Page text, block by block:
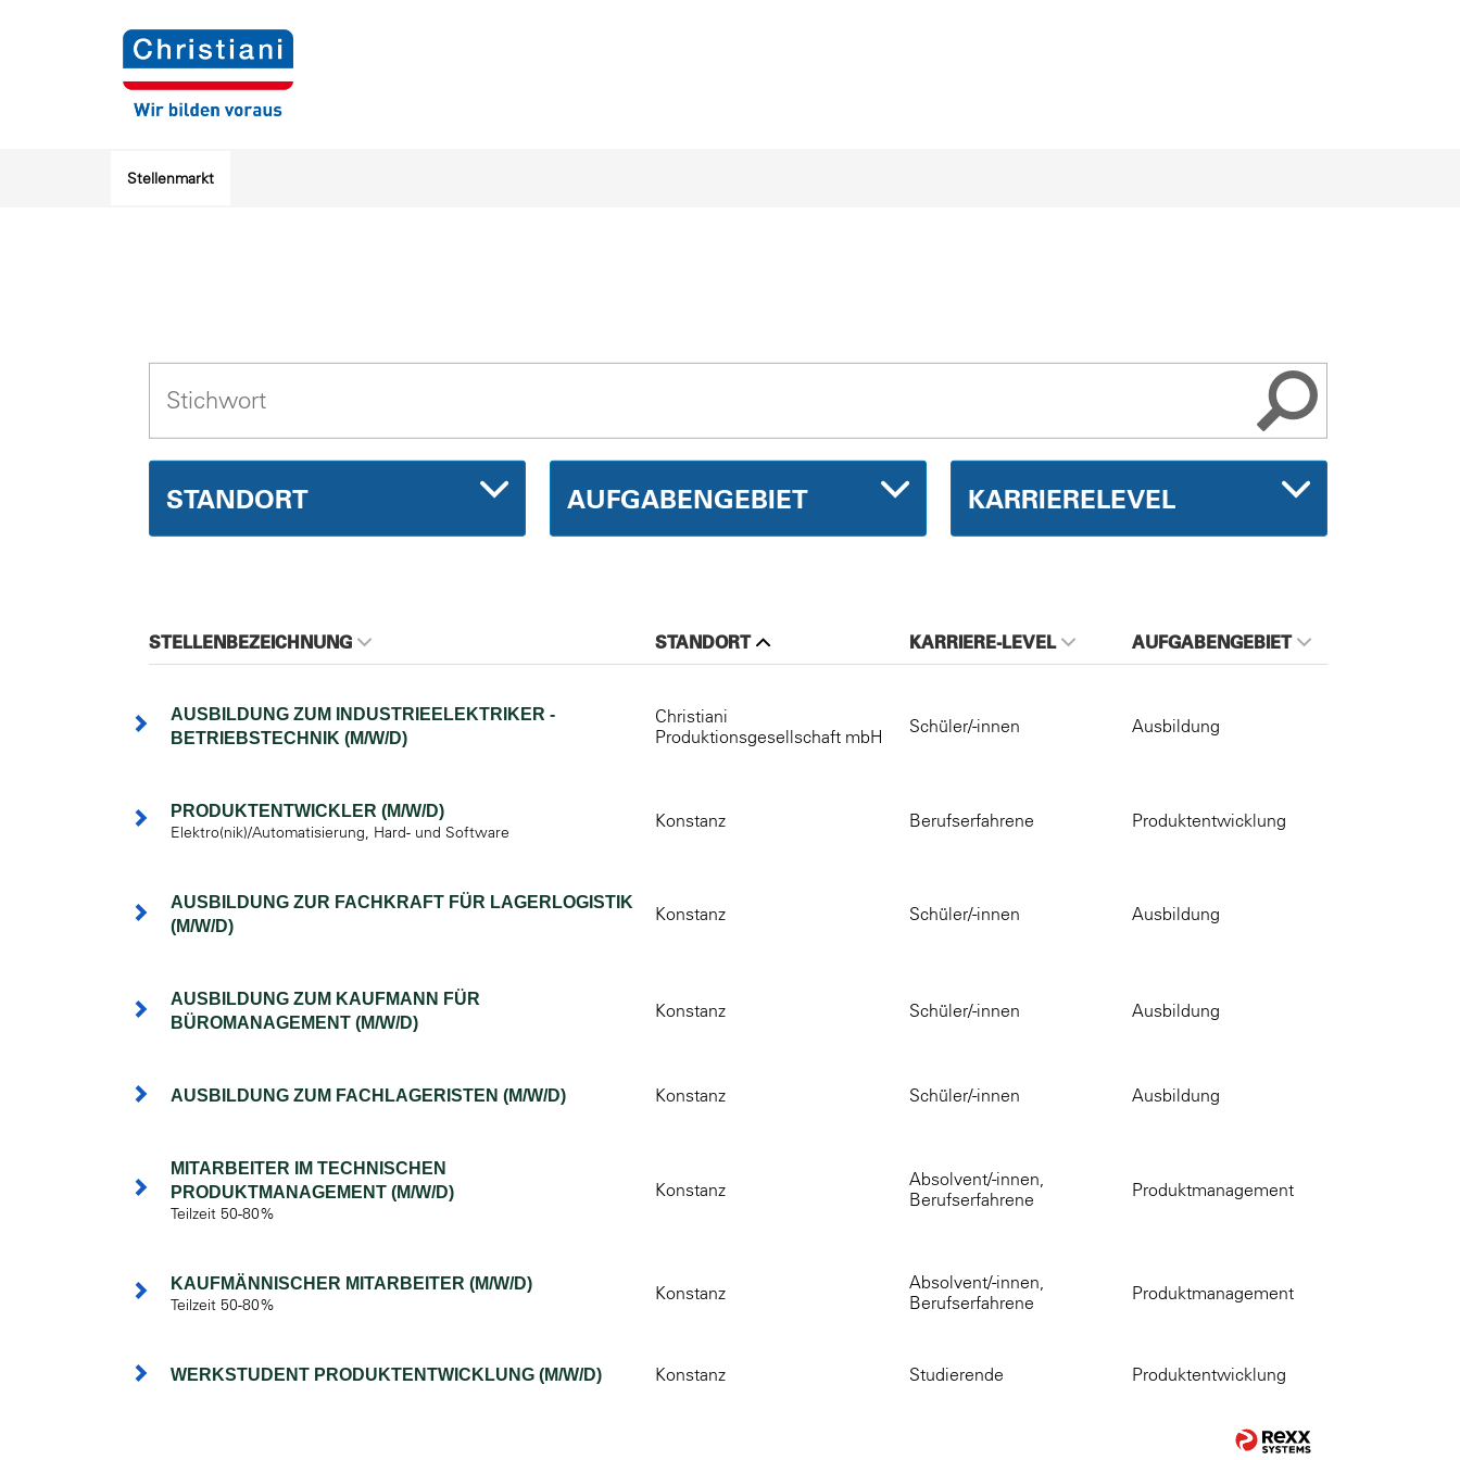
Stellenmarkt
STANDORT AUFGABENGEBIET KARRIERELEVEL
STELLENBEZEICHNUNG STANDORT KARRIERE-LEVEL AUFGABENGEBIET
AUSBILDUNG ZUM INDUSTRIEELEKTRIKER -
BETRIEBSTECHNIK (M/W/D)
Christiani
Produktionsgesellschaft mbH
Schüler/-innen Ausbildung
PRODUKTENTWICKLER (M/W/D)
Elektro(nik)/Automatisierung, Hard- und Software
Konstanz Berufserfahrene Produktentwicklung
AUSBILDUNG ZUR FACHKRAFT FÜR LAGERLOGISTIK
(M/W/D)
Konstanz Schüler/-innen Ausbildung
AUSBILDUNG ZUM KAUFMANN FÜR
BÜROMANAGEMENT (M/W/D)
Konstanz Schüler/-innen Ausbildung
AUSBILDUNG ZUM FACHLAGERISTEN (M/W/D) Konstanz Schüler/-innen Ausbildung
MITARBEITER IM TECHNISCHEN
PRODUKTMANAGEMENT (M/W/D)
Teilzeit 50-80%
Konstanz
Absolvent/-innen,
Berufserfahrene
Produktmanagement
KAUFMÄNNISCHER MITARBEITER (M/W/D)
Teilzeit 50-80%
Konstanz
Absolvent/-innen,
Berufserfahrene
Produktmanagement
WERKSTUDENT PRODUKTENTWICKLUNG (M/W/D) Konstanz Studierende Produktentwicklung